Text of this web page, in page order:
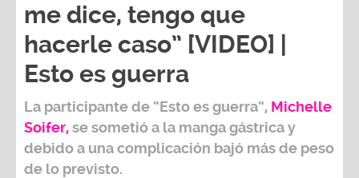
me dice, tengo que
hacerle caso” [VIDEO] |
Esto es guerra
La participante de “Esto es guerra”, Michelle
Soifer,se sometió a la manga gástrica y
debido a una complicación bajó más de peso
de lo previsto.